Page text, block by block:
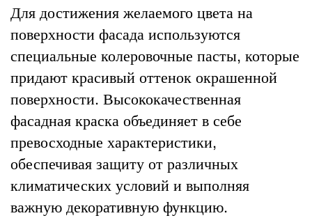
Для достижения желаемого цвета на
поверхности фасада используются
специальные колеровочные пасты, которые
придают красивый оттенок окрашенной
поверхности. Высококачественная
фасадная краска объединяет в себе
превосходные характеристики,
обеспечивая защиту от различных
климатических условий и выполняя
важную декоративную функцию.